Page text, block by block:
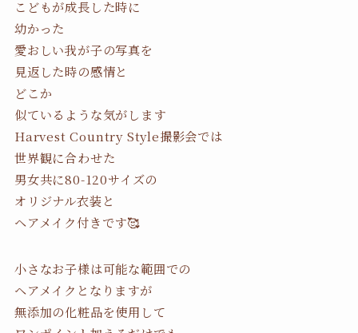
こどもが成長した時に
幼かった
愛おしい我が子の写真を
見返した時の感情と
どこか
似ているような気がします
Harvest Country Style撮影会では
世界観に合わせた
男女共に80-120サイズの
オリジナル衣装と
ヘアメイク付きです🥰
小さなお子様は可能な範囲での
ヘアメイクとなりますが
無添加の化粧品を使用して